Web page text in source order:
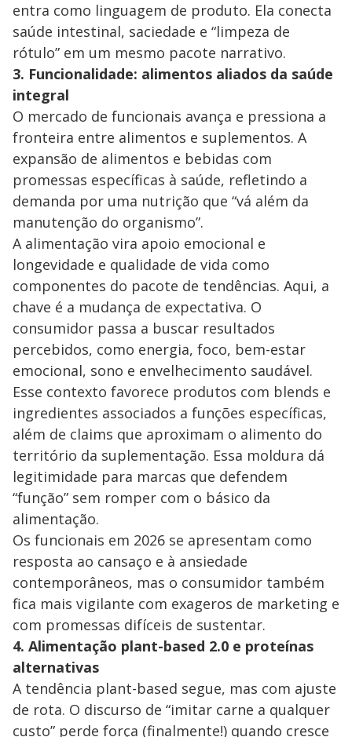
entra como linguagem de produto. Ela conecta
saúde intestinal, saciedade e “limpeza de
rótulo” em um mesmo pacote narrativo.
3. Funcionalidade: alimentos aliados da saúde
integral
O mercado de funcionais avança e pressiona a
fronteira entre alimentos e suplementos. A
expansão de alimentos e bebidas com
promessas específicas à saúde, refletindo a
demanda por uma nutrição que “vá além da
manutenção do organismo”.
A alimentação vira apoio emocional e
longevidade e qualidade de vida como
componentes do pacote de tendências. Aqui, a
chave é a mudança de expectativa. O
consumidor passa a buscar resultados
percebidos, como energia, foco, bem-estar
emocional, sono e envelhecimento saudável.
Esse contexto favorece produtos com blends e
ingredientes associados a funções específicas,
além de claims que aproximam o alimento do
território da suplementação. Essa moldura dá
legitimidade para marcas que defendem
“função” sem romper com o básico da
alimentação.
Os funcionais em 2026 se apresentam como
resposta ao cansaço e à ansiedade
contemporâneos, mas o consumidor também
fica mais vigilante com exageros de marketing e
com promessas difíceis de sustentar.
4. Alimentação plant-based 2.0 e proteínas
alternativas
A tendência plant-based segue, mas com ajuste
de rota. O discurso de “imitar carne a qualquer
custo” perde força (finalmente!) quando cresce